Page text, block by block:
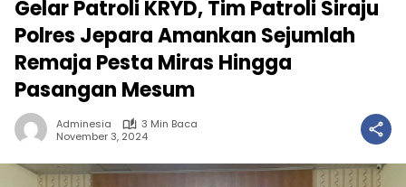
Gelar Patroli KRYD, Tim Patroli Siraju
Polres Jepara Amankan Sejumlah
Remaja Pesta Miras Hingga
Pasangan Mesum
Adminesia
3 Min Baca
November 3, 2024